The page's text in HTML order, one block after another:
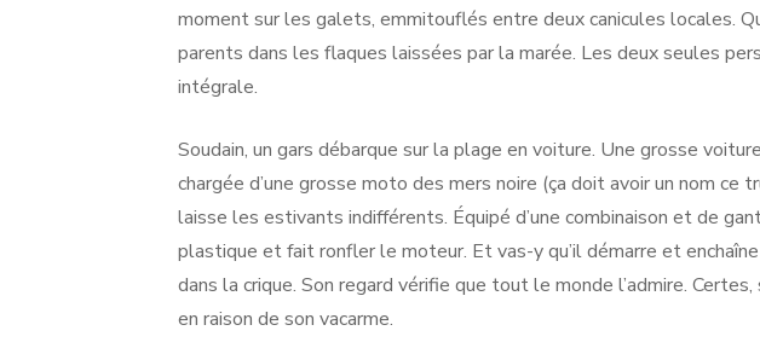
moment sur les galets, emmitouflés entre deux canicules locales.
parents dans les flaques laissées par la marée. Les deux seules
intégrale.
Soudain, un gars débarque sur la plage en voiture. Une grosse
chargée d’une grosse moto des mers noire (ça doit avoir un nom ce
laisse les estivants indifférents. Équipé d’une combinaison et de
plastique et fait ronfler le moteur. Et vas-y qu’il démarre et
dans la crique. Son regard vérifie que tout le monde l’admire.
en raison de son vacarme.